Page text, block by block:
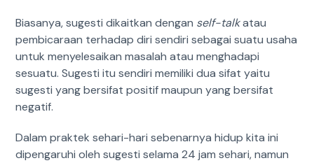
Biasanya, sugesti dikaitkan dengan self-talkatau
pembicaraan terhadap diri sendiri sebagai suatu usaha
untuk menyelesaikan masalah atau menghadapi
sesuatu. Sugesti itu sendiri memiliki dua sifat yaitu
sugesti yang bersifat positif maupun yang bersifat
negatif.
Dalam praktek sehari-hari sebenarnya hidup kita ini
dipengaruhi oleh sugesti selama 24 jam sehari, namun